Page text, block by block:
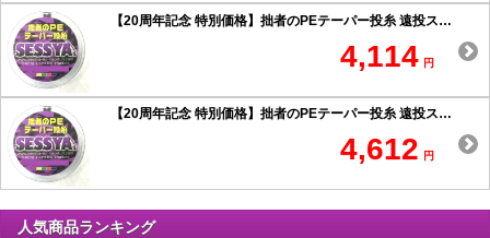
【20周年記念 特別価格】拙者のPEテーパー投糸 遠投スペシャル 0.6号以上
4,114 円
【20周年記念 特別価格】拙者のPEテーパー投糸 遠投スペシャル 0.5号以下
4,612 円
人気商品ランキング